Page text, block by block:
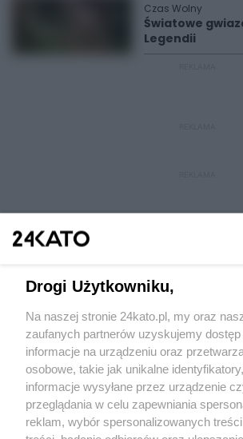
Czas Wolny
Światowe
Legendii
Wydawca mediów lokalnych
Nie zapomnij
Drogi Użytkowniku,
Na naszej stronie 24kato.pl, my oraz
zaufanych partnerów uzyskujemy
informacje na urządzeniu oraz
osobowe, takie jak unikalne
informacje wysyłane przez urządzenie
przeglądania w celu zapewniania
reklam, wybór spersonalizowanych